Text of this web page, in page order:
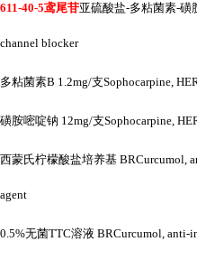
611-40-5鸢尾苷亚硫酸盐-多粘菌素-磺
channel blocker
多粘菌素B 1.2mg/支Sophocarpine,
磺胺嘧啶钠 12mg/支Sophocarpine,
西蒙氏柠檬酸盐培养基 BRCurcumol,
agent
0.5%无菌TTC溶液 BRCurcumol, anti-